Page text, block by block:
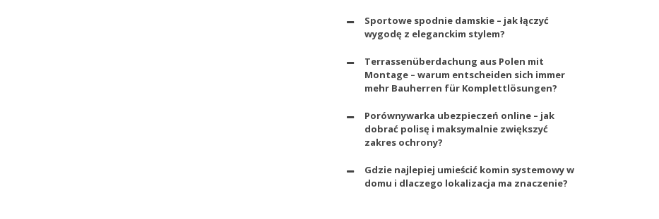
Sportowe spodnie damskie – jak łączyć
wygodę z eleganckim stylem?
Terrassenüberdachung aus Polen mit
Montage – warum entscheiden sich immer
mehr Bauherren für Komplettlösungen?
Porównywarka ubezpieczeń online – jak
dobrać polisę i maksymalnie zwiększyć
zakres ochrony?
Gdzie najlepiej umieścić komin systemowy w
domu i dlaczego lokalizacja ma znaczenie?